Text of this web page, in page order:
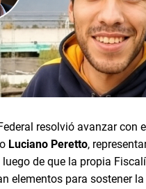
resolvió avanzar con
Luciano Peretto,
luego de que la propia
elementos para sostener